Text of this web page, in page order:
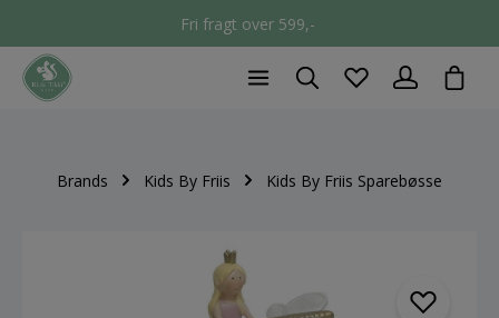
Fri fragt over 599,-
Brands Kids By Friis Kids By Friis Sparebøsse
component.cms.imageGallery.skipImageGallery